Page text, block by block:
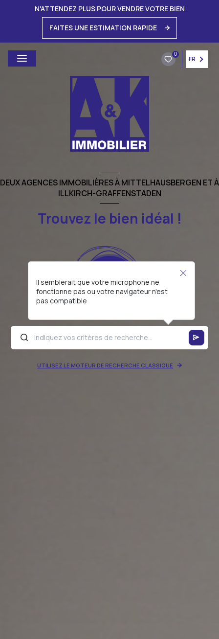
N'ATTENDEZ PLUS POUR VENDRE VOTRE BIEN
FAITES UNE ESTIMATION RAPIDE
0
FR
DEUX AGENCES IMMOBILIÈRES À MITTELHAUSBERGEN ET À
ILLKIRCH-GRAFFENSTADEN
Trouvez le bien idéal !
Il semblerait que votre microphone ne
fonctionne pas ou votre navigateur n'est
pas compatible
UTILISEZ LE MOTEUR DE RECHERCHE CLASSIQUE